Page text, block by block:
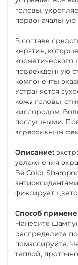
головы,
первоначальную
В составе
кератин,
косметического
поврежденную
компоненты
Устраняется
кожа головы,
кислородом.
послушными.
агрессивным
Описание:
увлажнения
Be Color
фиксирует
Способ
Нанесите
распределите
помассируйте.
теплой,